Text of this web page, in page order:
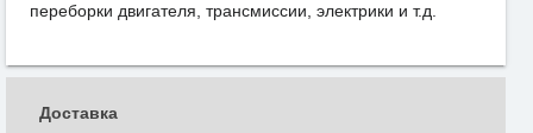
переборки двигателя, трансмиссии, электрики и т.д.
Доставка